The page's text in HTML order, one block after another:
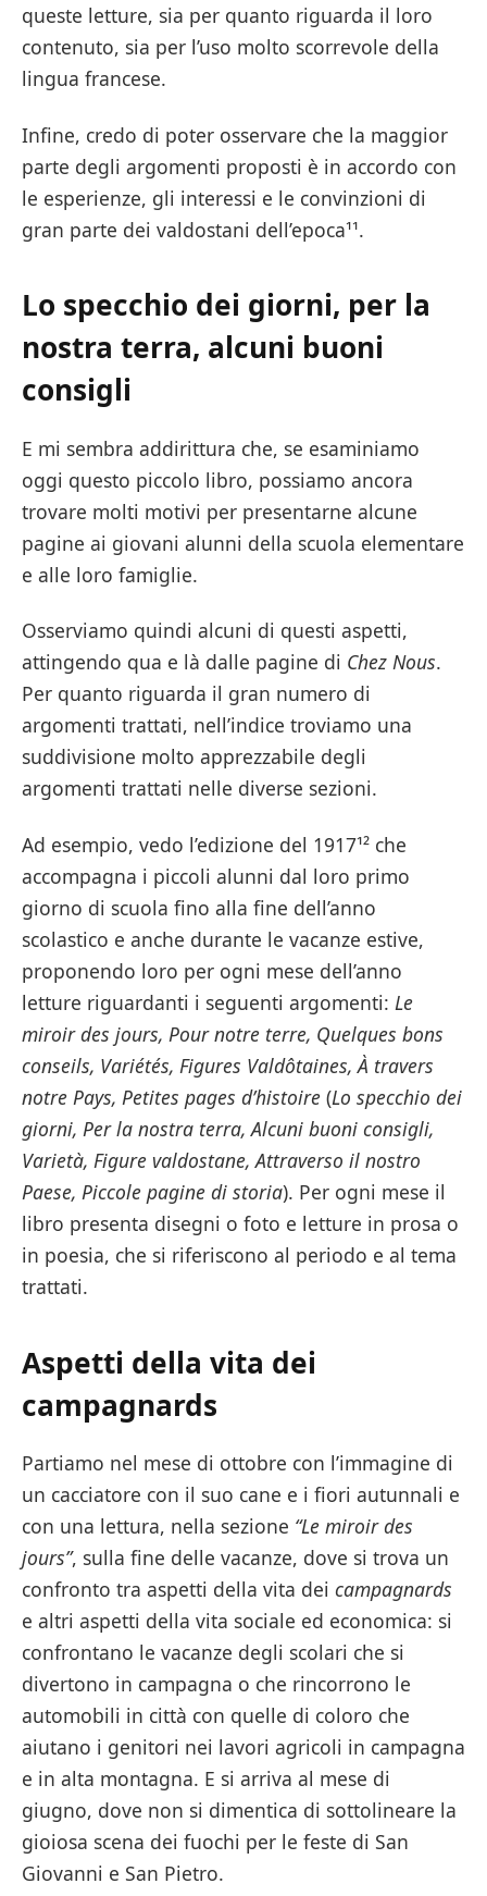
queste letture, sia per quanto riguarda il loro
contenuto, sia per l’uso molto scorrevole della
lingua francese.
Infine, credo di poter osservare che la maggior
parte degli argomenti proposti è in accordo con
le esperienze, gli interessi e le convinzioni di
gran parte dei valdostani dell’epoca¹¹.
Lo specchio dei giorni, per la
nostra terra, alcuni buoni
consigli
E mi sembra addirittura che, se esaminiamo
oggi questo piccolo libro, possiamo ancora
trovare molti motivi per presentarne alcune
pagine ai giovani alunni della scuola elementare
e alle loro famiglie.
Osserviamo quindi alcuni di questi aspetti,
attingendo qua e là dalle pagine di Chez Nous.
Per quanto riguarda il gran numero di
argomenti trattati, nell’indice troviamo una
suddivisione molto apprezzabile degli
argomenti trattati nelle diverse sezioni.
Ad esempio, vedo l’edizione del 1917¹² che
accompagna i piccoli alunni dal loro primo
giorno di scuola fino alla fine dell’anno
scolastico e anche durante le vacanze estive,
proponendo loro per ogni mese dell’anno
letture riguardanti i seguenti argomenti: Le
miroir des jours, Pour notre terre, Quelques bons
conseils, Variétés, Figures Valdôtaines, À travers
notre Pays, Petites pages d’histoire (Lo specchio dei
giorni, Per la nostra terra, Alcuni buoni consigli,
Varietà, Figure valdostane, Attraverso il nostro
Paese, Piccole pagine di storia). Per ogni mese il
libro presenta disegni o foto e letture in prosa o
in poesia, che si riferiscono al periodo e al tema
trattati.
Aspetti della vita dei
campagnards
Partiamo nel mese di ottobre con l’immagine di
un cacciatore con il suo cane e i fiori autunnali e
con una lettura, nella sezione “Le miroir des
jours”, sulla fine delle vacanze, dove si trova un
confronto tra aspetti della vita dei campagnards
e altri aspetti della vita sociale ed economica: si
confrontano le vacanze degli scolari che si
divertono in campagna o che rincorrono le
automobili in città con quelle di coloro che
aiutano i genitori nei lavori agricoli in campagna
e in alta montagna. E si arriva al mese di
giugno, dove non si dimentica di sottolineare la
gioiosa scena dei fuochi per le feste di San
Giovanni e San Pietro.